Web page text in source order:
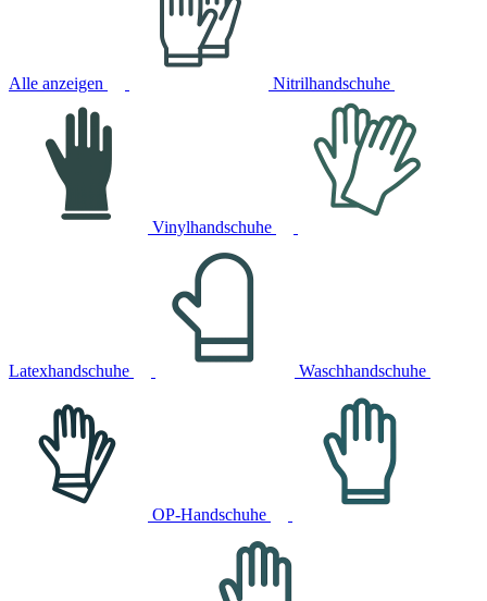
Alle anzeigen Nitrilhandschuhe
Vinylhandschuhe
Latexhandschuhe Waschhandschuhe
OP-Handschuhe